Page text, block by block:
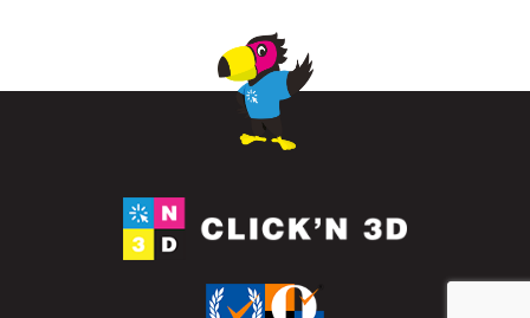
Impression 3D pour l’évènementiel